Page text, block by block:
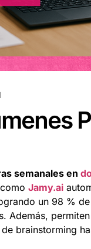
semanales en
Jamy.ai
un 98 %
Además,
brainstorming